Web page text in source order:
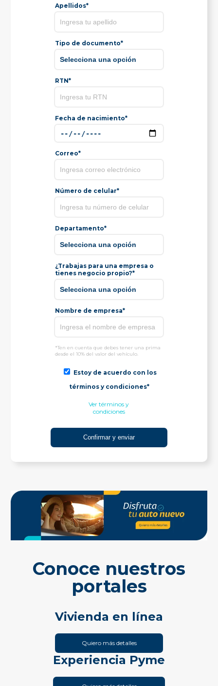
Apellidos*
Tipo de documento*
RTN*
Fecha de nacimiento*
Correo*
Número de celular*
Departamento*
¿Trabajas para una empresa o
tienes negocio propio?*
Nombre de empresa*
*Ten en cuenta que debes tener una prima
desde el 10% del valor del vehículo.
Estoy de acuerdo con los
términos y condiciones*
Ver términos y
condiciones
Conoce nuestros
portales
Vivienda en línea
Quiero más detalles
Experiencia Pyme